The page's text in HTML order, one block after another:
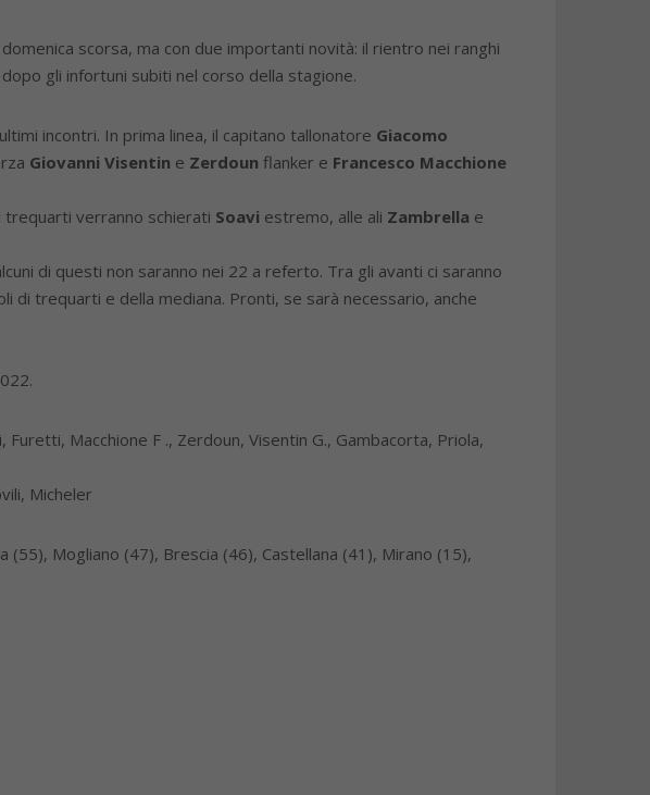
scorsa, ma con due importanti novità: il rientro nei ranghi
gli infortuni subiti nel corso della stagione.
incontri. In prima linea, il capitano tallonatore Giacomo
Giovanni Visentin e Zerdoun flanker e Francesco Macchione
verranno schierati Soavi estremo, alle ali Zambrella e
di questi non saranno nei 22 a referto. Tra gli avanti ci saranno
di trequarti e della mediana. Pronti, se sarà necessario, anche
Macchione F ., Zerdoun, Visentin G., Gambacorta, Priola,
Micheler
(55), Mogliano (47), Brescia (46), Castellana (41), Mirano (15),